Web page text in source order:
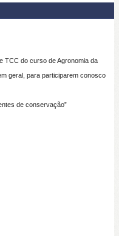
TCC do curso de Agronomia da
geral, para participarem conosco
de conservação”